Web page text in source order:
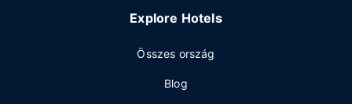
Explore Hotels
Összes ország
Blog